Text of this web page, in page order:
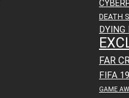
DEATH
DYING
FAR
FIFA 19
GAME